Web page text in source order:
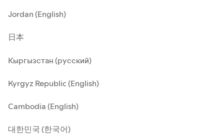
Jordan (English)
日本
Кыргызстан (русский)
Kyrgyz Republic (English)
Cambodia (English)
대한민국 (한국어)